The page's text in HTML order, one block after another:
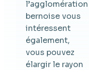
l’agglomération
bernoise vous
intéressent
également,
vous pouvez
élargir le rayon